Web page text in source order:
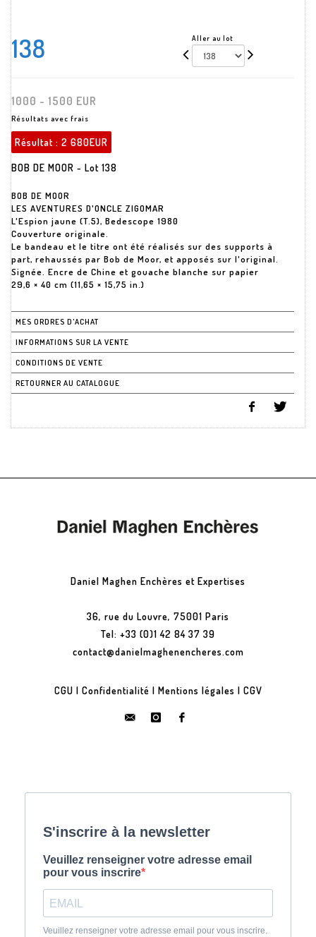
138 Aller au lot
1000 - 1500 EUR
Résultats avec frais
Résultat : 2 680EUR
BOB DE MOOR - Lot 138
BOB DE MOOR
LES AVENTURES D'ONCLE ZIGOMAR
L'Espion jaune (T.5), Bedescope 1980
Couverture originale.
Le bandeau et le titre ont été réalisés sur des supports à
part, rehaussés par Bob de Moor, et apposés sur l'original.
Signée. Encre de Chine et gouache blanche sur papier
29,6 × 40 cm (11,65 × 15,75 in.)
MES ORDRES D'ACHAT
INFORMATIONS SUR LA VENTE
CONDITIONS DE VENTE
RETOURNER AU CATALOGUE
Daniel Maghen Enchères et Expertises
36, rue du Louvre, 75001 Paris
Tel: +33 (0)1 42 84 37 39
contact@danielmaghenencheres.com
CGU | Confidentialité | Mentions légales | CGV